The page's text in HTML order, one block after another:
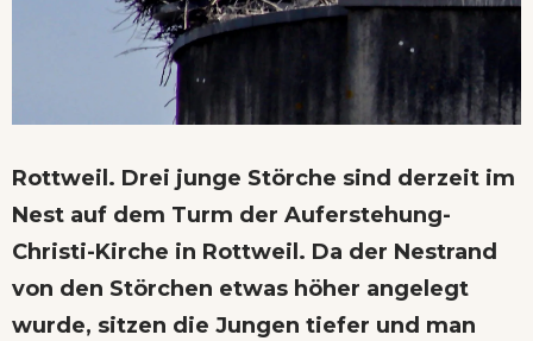
Rottweil. Drei junge Störche sind derzeit im
Nest auf dem Turm der Auferstehung-
Christi-Kirche in Rottweil. Da der Nestrand
von den Störchen etwas höher angelegt
wurde, sitzen die Jungen tiefer und man